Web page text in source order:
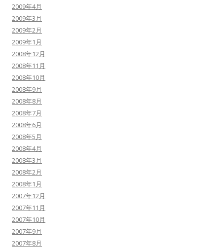
2009年4月
2009年3月
2009年2月
2009年1月
2008年12月
2008年11月
2008年10月
2008年9月
2008年8月
2008年7月
2008年6月
2008年5月
2008年4月
2008年3月
2008年2月
2008年1月
2007年12月
2007年11月
2007年10月
2007年9月
2007年8月